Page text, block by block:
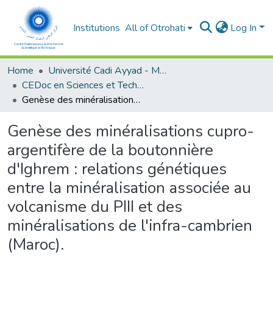
Institutions All of Otrohati Log In
Home
Université Cadi Ayyad - Marrakech
CEDoc en Sciences et Techniques et Sciences Médicales (CED - STSM)
Genèse des minéralisations cupro-argentifère de la boutonnière d'Ighrem : relations génétiques entre la minéralisation associée au volcanisme du PIII et des minéralisations de l'infra-cambrien (Maroc).
Genèse des minéralisations cupro-
argentifère de la boutonnière
d'Ighrem : relations génétiques
entre la minéralisation associée au
volcanisme du PIII et des
minéralisations de l'infra-cambrien
(Maroc).